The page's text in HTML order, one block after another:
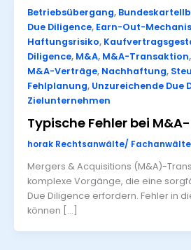
Betriebsübergang,
Due Diligence, Earn-Out-
Haftungsrisiko,
Diligence, M&A, M&A-Transaktion,
M&A-Verträge, Nachhaftung,
Fehlplanung, Unzureichende Due
Zielunternehmen
Typische Fehler bei
horak Rechtsanwälte/ Fachanwälte
Mergers & Acquisitions (M&A)-
komplexe Vorgänge, die eine
Due Diligence erfordern. Fehler in
können […]